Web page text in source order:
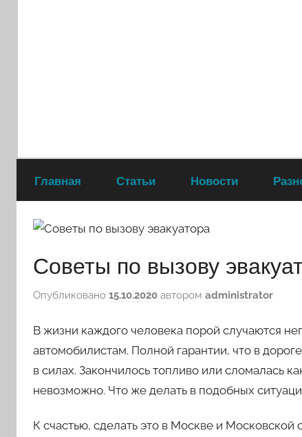
Главная Статьи Новости
Советы по вызову
Опубликовано 15.10.2020 автором administrator
В жизни каждого человека порой случаются
автомобилистам. Полной гарантии, что в
в силах. Закончилось топливо или сломалась
невозможно. Что же делать в подобных
К счастью, сделать это в Москве и